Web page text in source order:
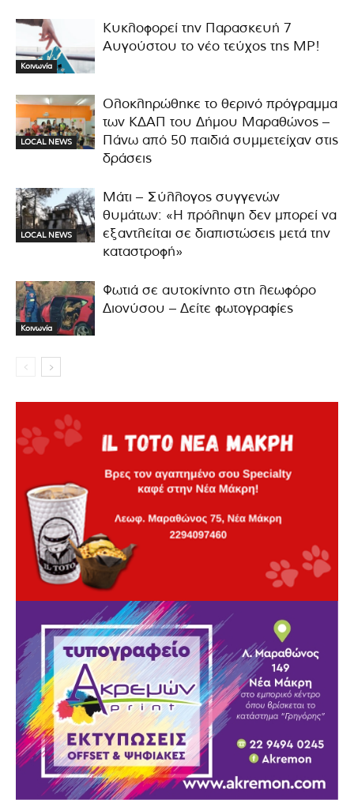
Κοινωνία
Κυκλοφορεί την Παρασκευή 7
Αυγούστου το νέο τεύχος της MP!
LOCAL NEWS
Ολοκληρώθηκε το θερινό πρόγραμμα
των ΚΔΑΠ του Δήμου Μαραθώνος –
Πάνω από 50 παιδιά συμμετείχαν στις
δράσεις
LOCAL NEWS
Μάτι – Σύλλογος συγγενών
θυμάτων: «Η πρόληψη δεν μπορεί να
εξαντλείται σε διαπιστώσεις μετά την
καταστροφή»
Κοινωνία
Φωτιά σε αυτοκίνητο στη λεωφόρο
Διονύσου – Δείτε φωτογραφίες